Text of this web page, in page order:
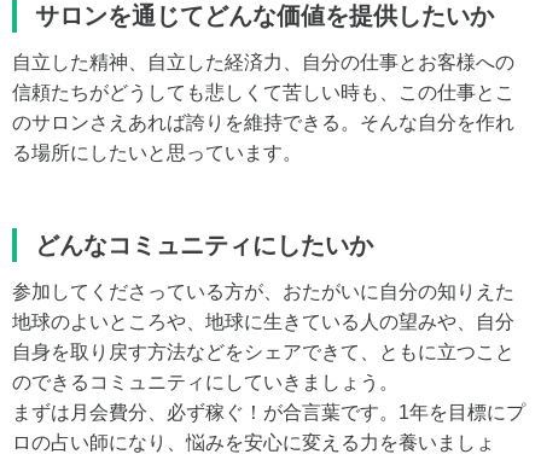
サロンを通じてどんな価値を提供したいか
自立した精神、自立した経済力、自分の仕事とお客様への
信頼たちがどうしても悲しくて苦しい時も、この仕事とこ
のサロンさえあれば誇りを維持できる。そんな自分を作れ
る場所にしたいと思っています。
どんなコミュニティにしたいか
参加してくださっている方が、おたがいに自分の知りえた
地球のよいところや、地球に生きている人の望みや、自分
自身を取り戻す方法などをシェアできて、ともに立つこと
のできるコミュニティにしていきましょう。
まずは月会費分、必ず稼ぐ！が合言葉です。1年を目標にプ
ロの占い師になり、悩みを安心に変える力を養いましょ